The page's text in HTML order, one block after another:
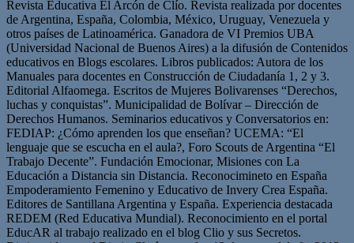
Revista Educativa El Arcón de Clío. Revista realizada por docentes
de Argentina, España, Colombia, México, Uruguay, Venezuela y
otros países de Latinoamérica. Ganadora de VI Premios UBA
(Universidad Nacional de Buenos Aires) a la difusión de Contenidos
educativos en Blogs escolares. Libros publicados: Autora de los
Manuales para docentes en Construcción de Ciudadanía 1, 2 y 3.
Editorial Alfaomega. Escritos de Mujeres Bolivarenses “Derechos,
luchas y conquistas”. Municipalidad de Bolívar – Dirección de
Derechos Humanos. Seminarios educativos y Conversatorios en:
FEDIAP: ¿Cómo aprenden los que enseñan? UCEMA: “El
lenguaje que se escucha en el aula?, Foro Scouts de Argentina “El
Trabajo Decente”. Fundación Emocionar, Misiones con La
Educación a Distancia sin Distancia. Reconocimineto en España
Empoderamiento Femenino y Educativo de Invery Crea España.
Editores de Santillana Argentina y España. Experiencia destacada
REDEM (Red Educativa Mundial). Reconocimiento en el portal
EducAR al trabajo realizado en el blog Clio y sus Secretos.